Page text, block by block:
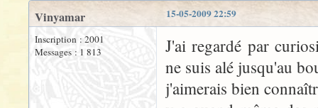
15-05-2009 22:59
Vinyamar
Inscription : 2001
Messages : 1 813
J'ai regardé par
ne suis alé jusqu'au
j'aimerais bien